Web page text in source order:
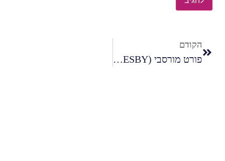
הקודם
פורט מורסבי (PORT MORESBY) – עיר הבירה של פפואה ניו גינאה